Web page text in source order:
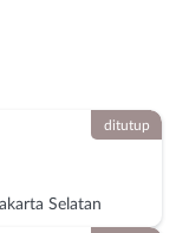
Selatan
ditutup